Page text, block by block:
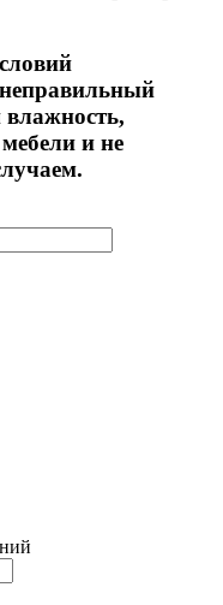
и не